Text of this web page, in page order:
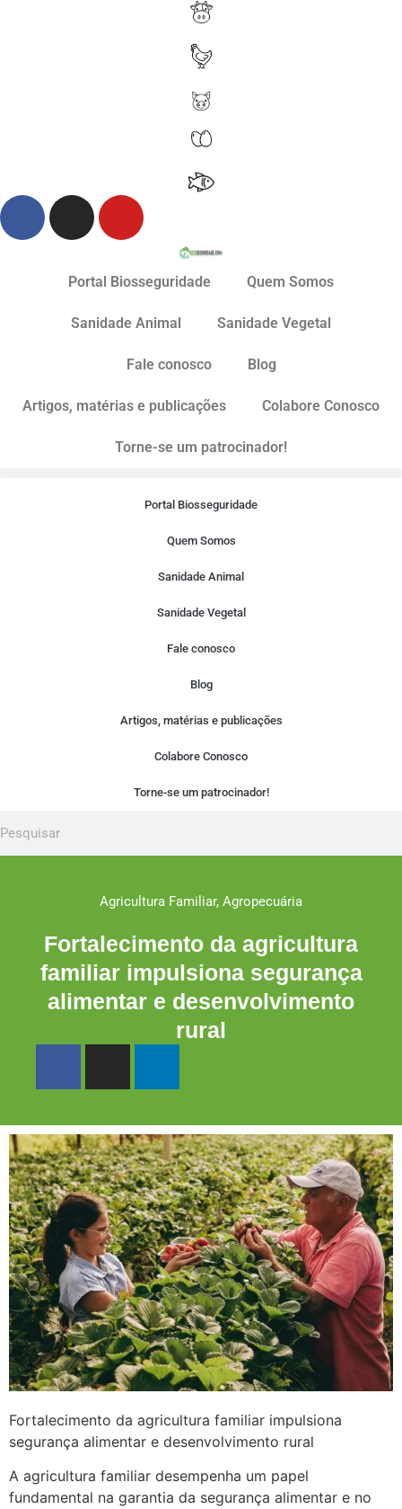
Portal Biosseguridade Quem Somos
Sanidade Animal Sanidade Vegetal
Fale conosco Blog
Artigos, matérias e publicações Colabore Conosco
Torne-se um patrocinador!
Portal Biosseguridade
Quem Somos
Sanidade Animal
Sanidade Vegetal
Fale conosco
Blog
Artigos, matérias e publicações
Colabore Conosco
Torne-se um patrocinador!
Agricultura Familiar, Agropecuária
Fortalecimento da agricultura
familiar impulsiona segurança
alimentar e desenvolvimento
rural
Fortalecimento da agricultura familiar impulsiona
segurança alimentar e desenvolvimento rural
A agricultura familiar desempenha um papel
fundamental na garantia da segurança alimentar e no